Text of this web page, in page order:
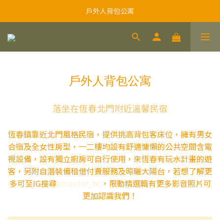
戶外人背包公寓
戶外人背包公寓
落坐在恆春北門附近溫馨民宿
恆春鎮靠近北門風格民宿，提供挑高背包客床位，擁有男女
合宿及全女性房型，一二樓均設有舒適慵懶的公共空間含電
視設備，設有獨立廚房可自行使用，來恆春有玩水計畫的遊
客，另附自潛裝備租借付費服務及晾曬大陽台，若想了解更
多可至IG搜尋amouter_hc ，限動精選輯有更多影音照片可
更加認識我們！